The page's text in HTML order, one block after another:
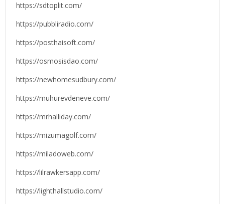
https://sdtoplit.com/
https://pubbliradio.com/
https://posthaisoft.com/
https://osmosisdao.com/
https://newhomesudbury.com/
https://muhurevdeneve.com/
https://mrhalliday.com/
https://mizumagolf.com/
https://miladoweb.com/
https://lilrawkersapp.com/
https://lighthallstudio.com/